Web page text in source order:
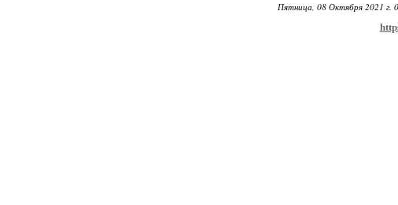
Пятница, 08 Октября 2021 г.